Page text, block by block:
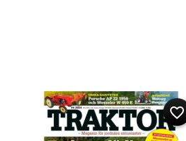
favorite_border